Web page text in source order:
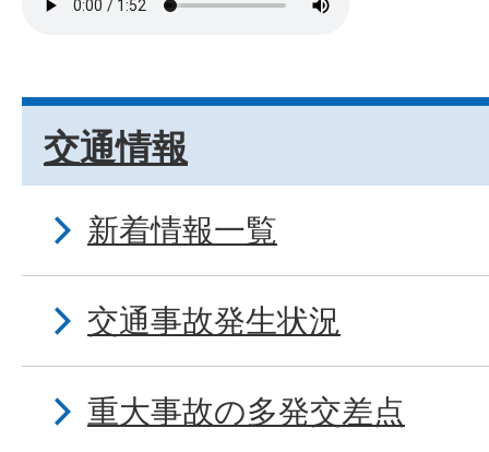
交通情報
新着情報一覧
交通事故発生状況
重大事故の多発交差点